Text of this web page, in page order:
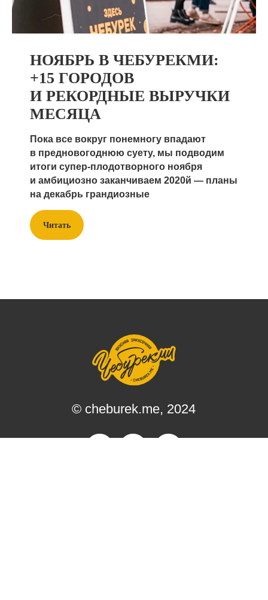
НОЯБРЬ В ЧЕБУРЕКМИ:
+15 ГОРОДОВ
И РЕКОРДНЫЕ ВЫРУЧКИ
МЕСЯЦА
Пока все вокруг понемногу впадают
в предновогоднюю суету, мы подводим
итоги супер-плодотворного ноября
и амбициозно заканчиваем 2020й — планы
на декабрь грандиозные
Читать